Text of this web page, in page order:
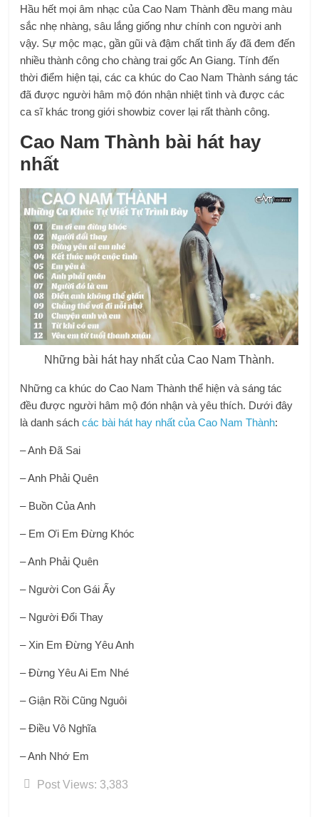
Hầu hết mọi âm nhạc của Cao Nam Thành đều mang màu
sắc nhẹ nhàng, sâu lắng giống như chính con người anh
vậy. Sự mộc mạc, gần gũi và đậm chất tình ấy đã đem đến
nhiều thành công cho chàng trai gốc An Giang. Tính đến
thời điểm hiện tại, các ca khúc do Cao Nam Thành sáng tác
đã được người hâm mộ đón nhận nhiệt tình và được các
ca sĩ khác trong giới showbiz cover lại rất thành công.
Cao Nam Thành bài hát hay
nhất
Những bài hát hay nhất của Cao Nam Thành.
Những ca khúc do Cao Nam Thành thể hiện và sáng tác
đều được người hâm mộ đón nhận và yêu thích. Dưới đây
là danh sáchcác bài hát hay nhất của Cao Nam Thành:
– Anh Đã Sai
– Anh Phải Quên
– Buồn Của Anh
– Em Ơi Em Đừng Khóc
– Anh Phải Quên
– Người Con Gái Ấy
– Người Đổi Thay
– Xin Em Đừng Yêu Anh
– Đừng Yêu Ai Em Nhé
– Giận Rồi Cũng Nguôi
– Điều Vô Nghĩa
– Anh Nhớ Em
Post Views: 3,383